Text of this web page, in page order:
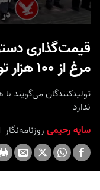
قیمت‌گذاری
مرغ از ۱۰۰ هزار تومان فراتر رفت
تولیدکنندگان می‌گویند
ندارد
سایه رحیمیروزنامه‌نگار